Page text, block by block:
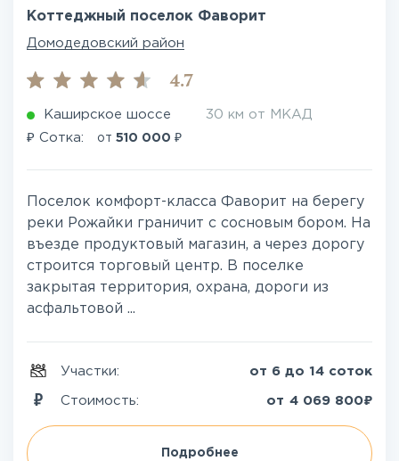
Коттеджный поселок Фаворит
Домодедовский район
4.7
Каширское шоссе 30 км от МКАД
₽ Сотка: от 510 000 ₽
Поселок комфорт-класса Фаворит на берегу
реки Рожайки граничит с сосновым бором. На
въезде продуктовый магазин, а через дорогу
строится торговый центр. В поселке
закрытая территория, охрана, дороги из
асфальтовой ...
Участки: от 6 до 14 соток
Стоимость: от 4 069 800₽
Подробнее